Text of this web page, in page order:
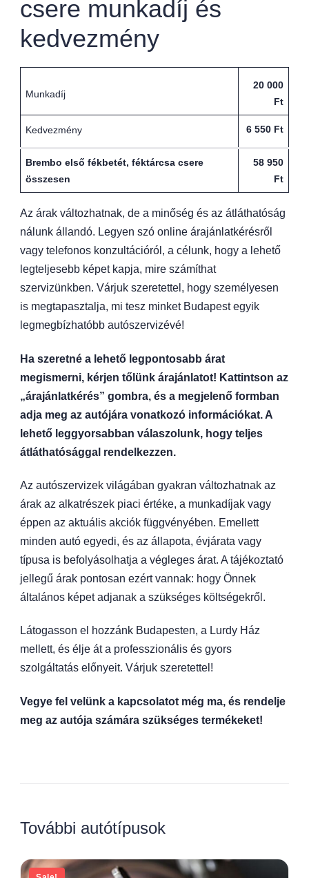
csere munkadíj és
kedvezmény
Munkadíj
20 000
Ft
Kedvezmény 6 550 Ft
Brembo első fékbetét, féktárcsa csere
összesen
58 950
Ft
Az árak változhatnak, de a minőség és az átláthatóság
nálunk állandó. Legyen szó online árajánlatkérésről
vagy telefonos konzultációról, a célunk, hogy a lehető
legteljesebb képet kapja, mire számíthat
szervizünkben. Várjuk szeretettel, hogy személyesen
is megtapasztalja, mi tesz minket Budapest egyik
legmegbízhatóbb autószervizévé!
Ha szeretné a lehető legpontosabb árat
megismerni, kérjen tőlünk árajánlatot! Kattintson az
„árajánlatkérés” gombra, és a megjelenő formban
adja meg az autójára vonatkozó információkat. A
lehető leggyorsabban válaszolunk, hogy teljes
átláthatósággal rendelkezzen.
Az autószervizek világában gyakran változhatnak az
árak az alkatrészek piaci értéke, a munkadíjak vagy
éppen az aktuális akciók függvényében. Emellett
minden autó egyedi, és az állapota, évjárata vagy
típusa is befolyásolhatja a végleges árat. A tájékoztató
jellegű árak pontosan ezért vannak: hogy Önnek
általános képet adjanak a szükséges költségekről.
Látogasson el hozzánk Budapesten, a Lurdy Ház
mellett, és élje át a professzionális és gyors
szolgáltatás előnyeit. Várjuk szeretettel!
Vegye fel velünk a kapcsolatot még ma, és rendelje
meg az autója számára szükséges termékeket!
További autótípusok